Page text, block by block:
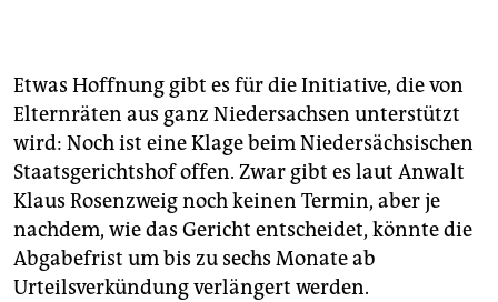
In Bremenbieten die sieben Gymnasien das G8 an.
Die Oberschulen bieten das G9 an, können auf Antrag
aber auch verkürzen.
Volksbegehren: In Niedersachsen gab es bisher
sieben Volksbegehren, unter anderem gegen die
Rechtschreibreform. Mit 639.219 gültigen
Unterschriften war nur das Kita-Volksbegehren von
2001 erfolgreich.
Etwas Hoffnung gibt es für die Initiative, die von
Elternräten aus ganz Niedersachsen unterstützt
wird: Noch ist eine Klage beim Niedersächsischen
Staatsgerichtshof offen. Zwar gibt es laut Anwalt
Klaus Rosenzweig noch keinen Termin, aber je
nachdem, wie das Gericht entscheidet, könnte die
Abgabefrist um bis zu sechs Monate ab
Urteilsverkündung verlängert werden.